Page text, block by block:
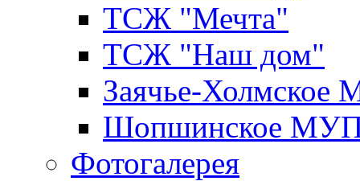
ТСЖ "Мечта"
ТСЖ "Наш дом"
Заячье-
Шопшинское
Фотогалерея